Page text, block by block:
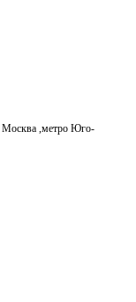
Москва ,метро Юго-